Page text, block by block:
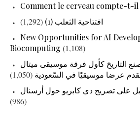
Comment le cerveau compte-t-il
افتتاحية الثعلب (1)
(1,292)
New Opportunities for AI
Biocomputing (1,108)
التاريخ كأول فرقة موسيقى ميتال
عرضا موسيقيًا في السّعودية (1,050)
على تصريح دي كابريو حول أرسنال
(986)